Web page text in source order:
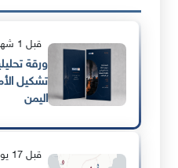
قبل 1 شهر
ورقة
تشكيل
اليمن
قبل 17 يوم